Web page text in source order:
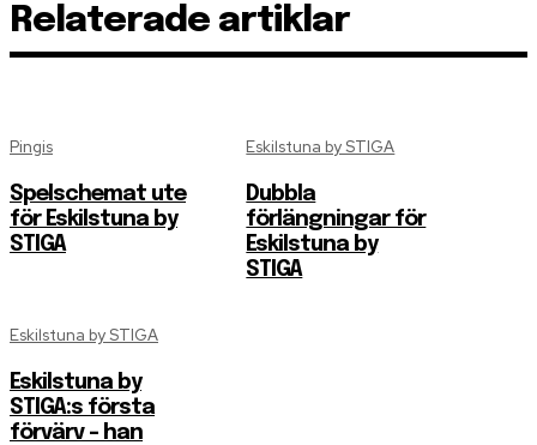
Relaterade artiklar
Pingis
Spelschemat ute
för Eskilstuna by
STIGA
Eskilstuna by STIGA
Dubbla
förlängningar för
Eskilstuna by
STIGA
Eskilstuna by STIGA
Eskilstuna by
STIGA:s första
förvärv – han